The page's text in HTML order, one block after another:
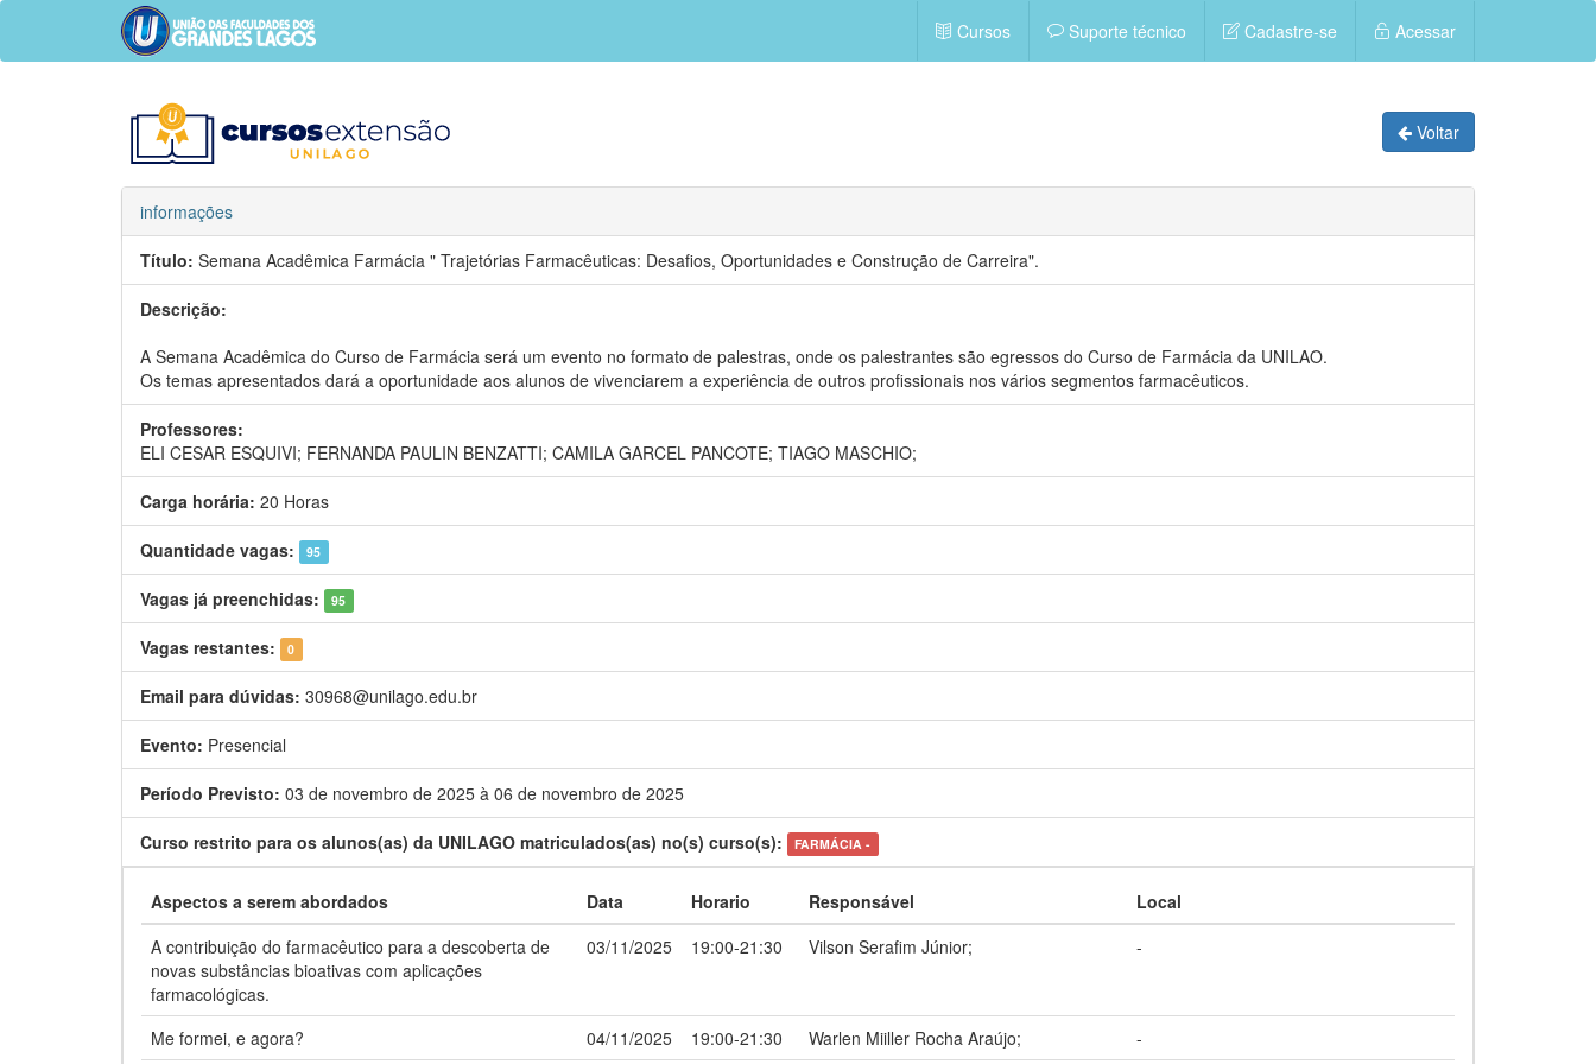
Cursos Suporte técnico Cadastre-se Acessar
Voltar
informações
Título: Semana Acadêmica Farmácia " Trajetórias Farmacêuticas: Desafios, Oportunidades e Construção de Carreira".
Descrição:
A Semana Acadêmica do Curso de Farmácia será um evento no formato de palestras, onde os palestrantes são egressos do Curso de Farmácia da UNILAO.
Os temas apresentados dará a oportunidade aos alunos de vivenciarem a experiência de outros profissionais nos vários segmentos farmacêuticos.
Professores:
ELI CESAR ESQUIVI; FERNANDA PAULIN BENZATTI; CAMILA GARCEL PANCOTE; TIAGO MASCHIO;
Carga horária: 20 Horas
Quantidade vagas: 95
Vagas já preenchidas: 95
Vagas restantes: 0
Email para dúvidas: 30968@unilago.edu.br
Evento: Presencial
Período Previsto: 03 de novembro de 2025 à 06 de novembro de 2025
Curso restrito para os alunos(as) da UNILAGO matriculados(as) no(s) curso(s): FARMÁCIA -
Aspectos a serem abordados Data Horario Responsável
Local
A contribuição do farmacêutico para a descoberta de
novas substâncias bioativas com aplicações
farmacológicas.
03/11/2025 19:00-21:30 Vilson Serafim Júnior; -
Me formei, e agora? 04/11/2025 19:00-21:30 Warlen Miiller Rocha Araújo; -